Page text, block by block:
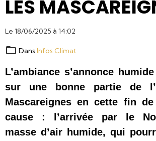
LES
Le 18/06/2025 à 14:02
Dans Infos Climat
L’ambiance s’annonce
sur une bonne partie de
Mascareignes en cette fin
cause : l’arrivée par le
masse d’air humide, qui